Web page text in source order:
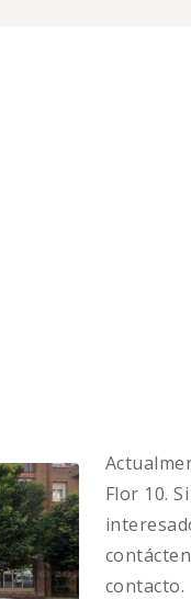
Flor 10.
contacto.